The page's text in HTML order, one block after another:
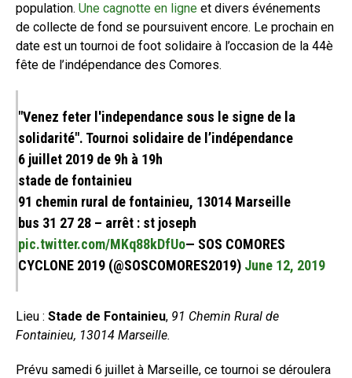
population. Une cagnotte en ligne et divers événements
de collecte de fond se poursuivent encore. Le prochain en
date est un tournoi de foot solidaire à l’occasion de la 44è
fête de l’indépendance des Comores.
"Venez feter l'independance sous le signe de la
solidarité". Tournoi solidaire de l’indépendance
6 juillet 2019 de 9h à 19h
stade de fontainieu
91 chemin rural de fontainieu, 13014 Marseille
bus 31 27 28 – arrêt : st joseph
pic.twitter.com/MKq88kDfUo— SOS COMORES
CYCLONE 2019 (@SOSCOMORES2019) June 12, 2019
Lieu : Stade de Fontainieu, 91 Chemin Rural de
Fontainieu, 13014 Marseille.
Prévu samedi 6 juillet à Marseille, ce tournoi se déroulera